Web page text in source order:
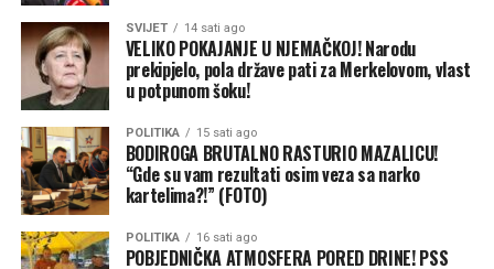
(BN) Foto: BNSVIJET 14 sati ago
VELIKO POKAJANJE U NJEMAČKOJ! Narodu
prekipjelo, pola države pati za Merkelovom, vlast
u potpunom šoku!
POLITIKA 15 sati ago
BODIROGA BRUTALNO RASTURIO MAZALICU!
“Gde su vam rezultati osim veza sa narko
kartelima?!” (FOTO)
POLITIKA 16 sati ago
POBJEDNIČKA ATMOSFERA PORED DRINE! PSS